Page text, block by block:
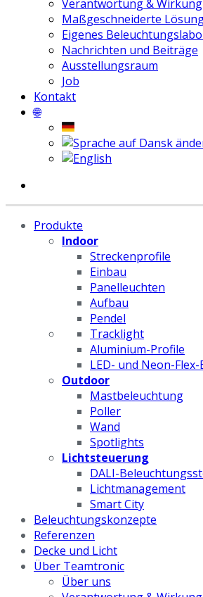
Verantwortung & Wirkung
Maßgeschneiderte
Eigenes
Nachrichten und Beiträge
Ausstellungsraum
Job
Kontakt
🌐
Produkte
Indoor
Streckenprofile
Einbau
Panelleuchten
Aufbau
Pendel
Tracklight
Aluminium-Profile
LED- und Neon-
Outdoor
Mastbeleuchtung
Poller
Wand
Spotlights
Lichtsteuerung
DALI-
Lichtmanagement
Smart City
Beleuchtungskonzepte
Referenzen
Decke und Licht
Über Teamtronic
Über uns